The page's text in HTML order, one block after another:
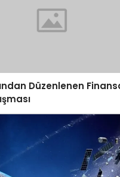
Düzenlenen